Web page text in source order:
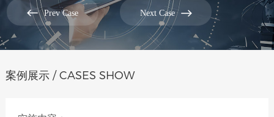
 Prev Case Next Case 
案例展示 / CASES SHOW